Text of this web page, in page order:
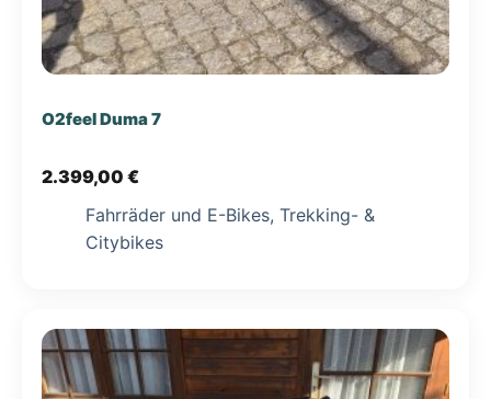
O2feel Duma 7
2.399,00 €
Fahrräder und E-Bikes, Trekking- &
Citybikes